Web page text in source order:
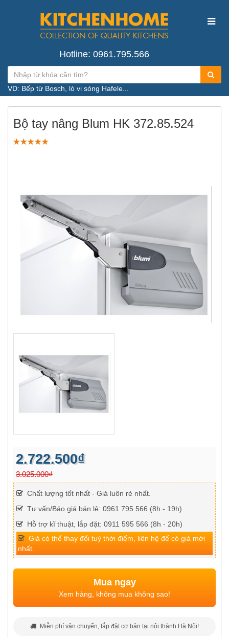
Hotline: 0961.795.566
VD: Bếp từ Bosch, lò vi sóng Hafele...
Bộ tay nâng Blum HK 372.85.524
2.722.500₫
3.025.000₫
Chất lượng tốt nhất - Giá luôn rẻ nhất.
Tư vấn/Báo giá bán lẻ: 0961 795 566 (8h - 19h)
Hỗ trợ kĩ thuật, lắp đặt: 0911 595 566 (8h - 20h)
Giá có thể thay đổi tuỳ thời điểm, liên hệ để có giá mới
nhất.
Mua ngay
Xem hàng, không mua không sao!
Miễn phí vận chuyển, lắp đặt cơ bản tại nội thành Hà Nội!